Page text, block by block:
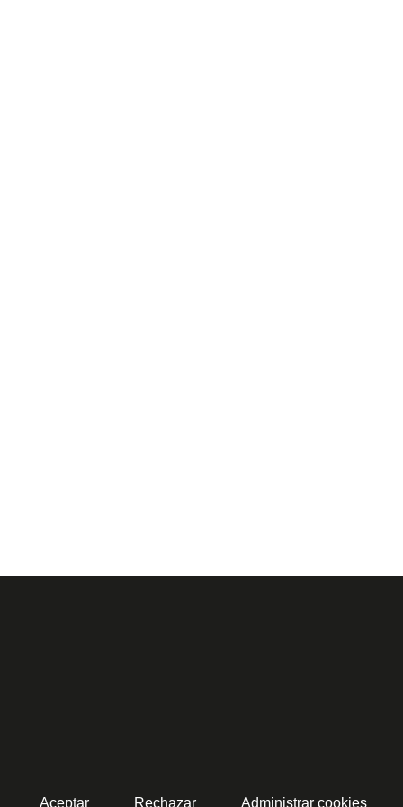
Aceptar Rechazar Administrar cookies